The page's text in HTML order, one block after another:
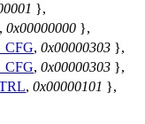
},
, 0x00000000 },
, 0x00000303 },
, 0x00000303 },
, 0x00000101 },